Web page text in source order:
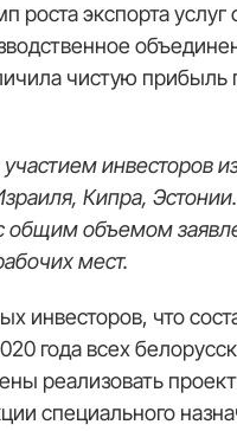
роста экспорта услуг
чистую прибыль
инвесторов
Кипра,
с общим объемом
мест.
инвесторов, что
года всех
реализовать
специального